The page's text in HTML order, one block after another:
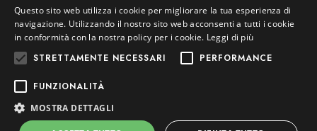
Privacy Policy
Cookie Policy
Powered byGraffti Web
ITALIAN
Questo sito web utilizza i cookie per migliorare la tua esperienza di
navigazione. Utilizzando il nostro sito web acconsenti a tutti i cookie
in conformità con la nostra policy per i cookie. Leggi di più
STRETTAMENTE NECESSARI PERFORMANCE
FUNZIONALITÀ
MOSTRA DETTAGLI